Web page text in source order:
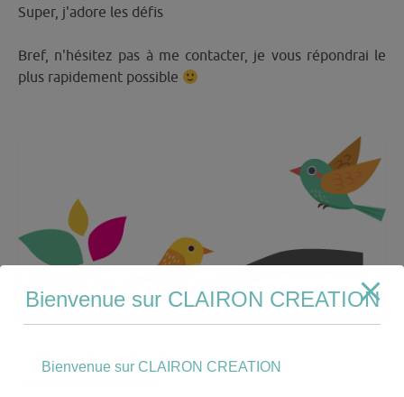
Super, j'adore les défis
Bref, n'hésitez pas à me contacter, je vous répondrai le
plus rapidement possible
Votre nom et prénom
Bienvenue sur CLAIRON CREATION
Bienvenue sur CLAIRON CREATION